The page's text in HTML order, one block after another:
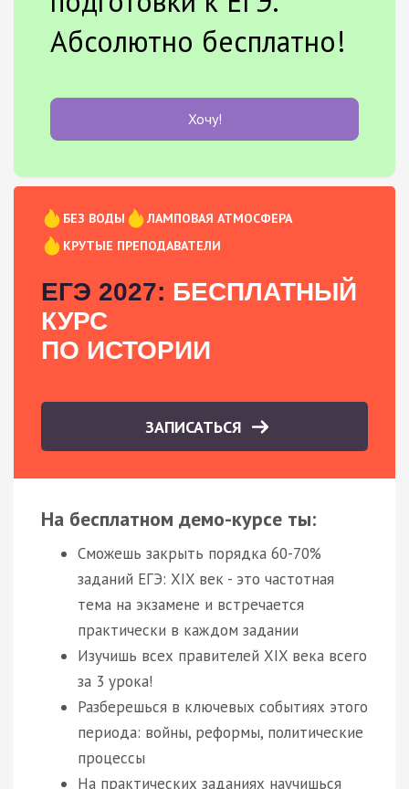
Абсолютно бесплатно!
Хочу!
БЕЗ ВОДЫ
ЛАМПОВАЯ АТМОСФЕРА
КРУТЫЕ ПРЕПОДАВАТЕЛИ
ЕГЭ 2027: БЕСПЛАТНЫЙ
КУРС
ПО ИСТОРИИ
ЗАПИСАТЬСЯ
На бесплатном демо-курсе ты:
Сможешь закрыть порядка 60-70%
заданий ЕГЭ: XIX век - это частотная
тема на экзамене и встречается
практически в каждом задании
Изучишь всех правителей XIX века всего
за 3 урока!
Разберешься в ключевых событиях этого
периода: войны, реформы, политические
процессы
На практических заданиях научишься